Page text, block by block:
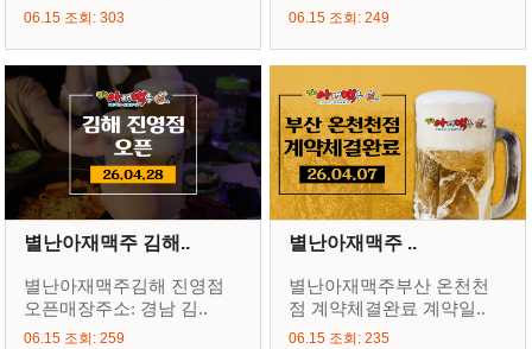
06.15 조회: 303 06.15 조회: 249
별난아재맥주 김해..
별난아재맥주김해 진영점
오픈매장주소: 경남 김..
06.15 조회: 259
별난아재맥주 ..
별난아재맥주부산 온천천
점 계약체결완료 계약일..
06.15 조회: 235